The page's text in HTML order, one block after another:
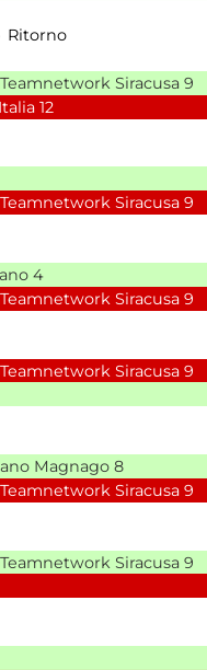
Ritorno
Teamnetwork Siracusa 9
12
Teamnetwork Siracusa 9
4
Teamnetwork Siracusa 9
Teamnetwork Siracusa 9
Magnago 8
Teamnetwork Siracusa 9
Teamnetwork Siracusa 9